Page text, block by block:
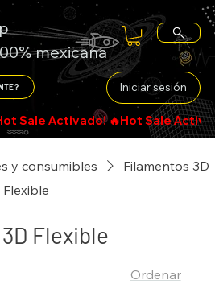
mexicana
Iniciar sesión
y consumibles
Filamentos 3D
Flexible
Ordenar